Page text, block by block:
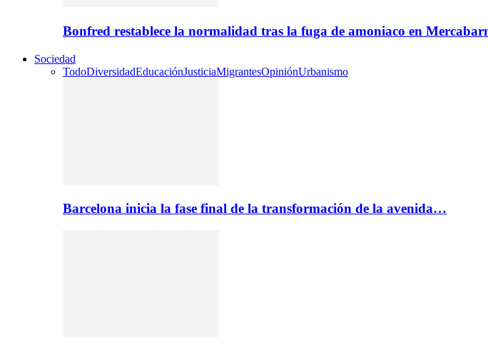
Bonfred restablece la normalidad tras la fuga de amoniaco en
Sociedad
TodoDiversidadEducaciónJusticiaMigrantesOpiniónUrbanismo
Barcelona inicia la fase final de la transformación de la avenida…